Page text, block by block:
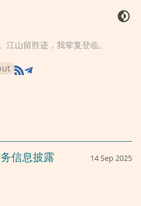
江山留胜迹，我辈复登临。
信息披露 14 Sep 2025